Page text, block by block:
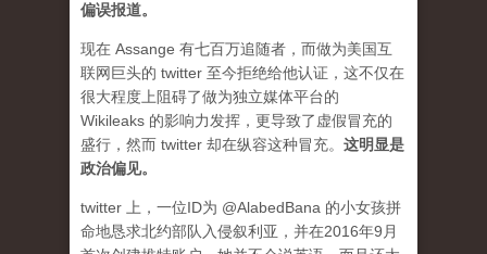
偏误报道。
现在 Assange 有七百万追随者，而做为美国互
联网巨头的 twitter 至今拒绝给他认证，这不仅在
很大程度上阻碍了做为独立媒体平台的
Wikileaks 的影响力发挥，更导致了虚假冒充的
盛行，然而 twitter 却在纵容这种冒充。 这明显是
政治偏见。
twitter 上，一位ID为 @AlabedBana 的小女孩拼
命地恳求北约部队入侵叙利亚，并在2016年9月